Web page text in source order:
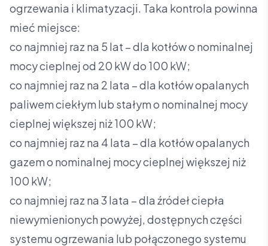
ogrzewania i klimatyzacji. Taka kontrola powinna
mieć miejsce:
co najmniej raz na 5 lat – dla kotłów o nominalnej
mocy cieplnej od 20 kW do 100 kW;
co najmniej raz na 2 lata – dla kotłów opalanych
paliwem ciekłym lub stałym o nominalnej mocy
cieplnej większej niż 100 kW;
co najmniej raz na 4 lata – dla kotłów opalanych
gazem o nominalnej mocy cieplnej większej niż
100 kW;
co najmniej raz na 3 lata – dla źródeł ciepła
niewymienionych powyżej, dostępnych części
systemu ogrzewania lub połączonego systemu